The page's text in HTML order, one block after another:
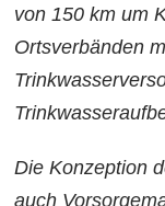
von 150 km um
Ortsverbänden
Die Konzeption
auch